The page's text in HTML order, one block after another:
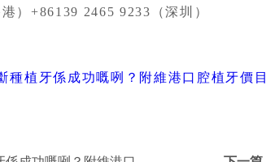
）+86139 2465 9233（深圳）
種植牙係成功嘅咧？附維港口腔植牙價